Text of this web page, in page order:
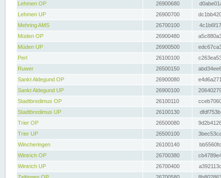
Lehmen OP
26900680
Lehmen UP
26900700
Mehring AMS
26700100
Müden OP
26900480
Müden UP
26900500
Perl
26100100
Ruwer
26500150
Sankt Aldegund OP
26900080
Sankt Aldegund UP
26900100
Stadtbredimus OP
26100110
Stadtbredimus UP
26100130
Trier OP
26500080
Trier UP
26500100
Wincheringen
26100140
Wintrich OP
26700380
Wintrich UP
26700400